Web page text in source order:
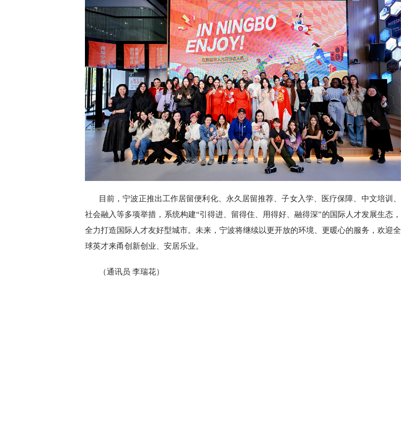
目前，宁波正推出工作居留便利化、永久居留推荐、子女入学、医疗保障、中文培训、
社会融入等多项举措，系统构建“引得进、留得住、用得好、融得深”的国际人才发展生态，
全力打造国际人才友好型城市。未来，宁波将继续以更开放的环境、更暖心的服务，欢迎全
球英才来甬创新创业、安居乐业。
（通讯员 李瑞花）